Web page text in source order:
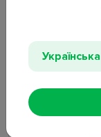
Нет
Українська